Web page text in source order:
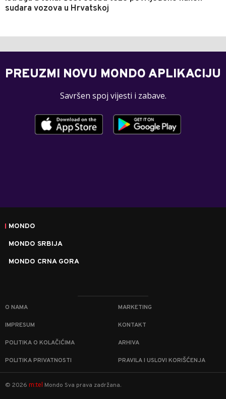
sudara vozova u Hrvatskoj
PREUZMI NOVU MONDO APLIKACIJU
Savršen spoj vijesti i zabave.
MONDO
MONDO SRBIJA
MONDO CRNA GORA
O NAMA MARKETING
IMPRESUM KONTAKT
POLITIKA O KOLAČIĆIMA ARHIVA
POLITIKA PRIVATNOSTI PRAVILA I USLOVI KORIŠĆENJA
© 2026 m:tel Mondo Sva prava zadržana.